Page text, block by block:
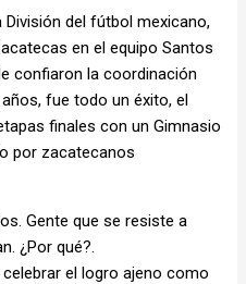
del fútbol mexicano,
en el equipo Santos
confiaron la coordinación
fue todo un éxito, el
finales con un Gimnasio
por zacatecanos
Gente que se resiste a
¿Por qué?.
el logro ajeno como